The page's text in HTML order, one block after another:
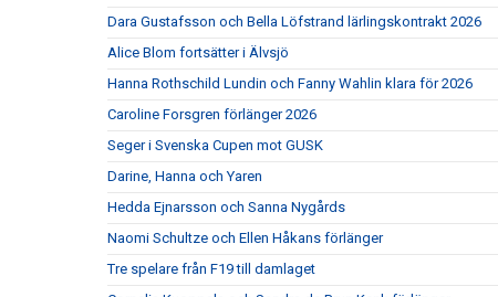
Dara Gustafsson och Bella Löfstrand lärlingskontrakt 2026
Alice Blom fortsätter i Älvsjö
Hanna Rothschild Lundin och Fanny Wahlin klara för 2026
Caroline Forsgren förlänger 2026
Seger i Svenska Cupen mot GUSK
Darine, Hanna och Yaren
Hedda Ejnarsson och Sanna Nygårds
Naomi Schultze och Ellen Håkans förlänger
Tre spelare från F19 till damlaget